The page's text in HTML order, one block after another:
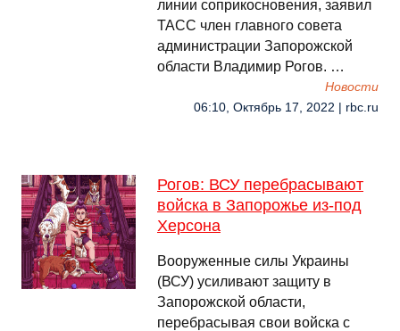
линии соприкосновения, заявил
ТАСС член главного совета
администрации Запорожской
области Владимир Рогов. …
Новости
06:10, Октябрь 17, 2022 | rbc.ru
Рогов: ВСУ перебрасывают
войска в Запорожье из-под
Херсона
Вооруженные силы Украины
(ВСУ) усиливают защиту в
Запорожской области,
перебрасывая свои войска с